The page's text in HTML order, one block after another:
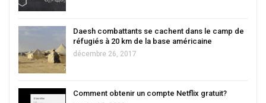
Daesh combattants se cachent dans le camp de
réfugiés à 20 km de la base américaine
décembre 26, 2017
Comment obtenir un compte Netflix gratuit?